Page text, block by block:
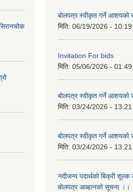
बोलपत्र स्वीकृत गर्ने आशयको
मिति: 06/19/2026 - 10:19
Invitation For bids
मिति: 05/06/2026 - 01:49
बोलपत्र स्वीकृत गर्ने आशयको
मिति: 03/24/2026 - 13:21
बोलपत्र स्वीकृत गर्ने आशयको
मिति: 03/24/2026 - 13:21
नदीजन्य पदार्थको बिक्री शूल्क
बोलपत्र आब्हानको सूचना ।।